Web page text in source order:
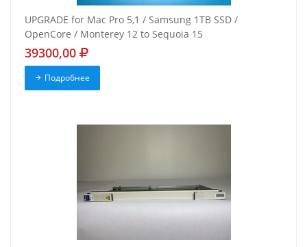
UPGRADE for Mac Pro 5,1 / Samsung 1TB SSD /
OpenCore / Monterey 12 to Sequoia 15
39300,00
Подробнее